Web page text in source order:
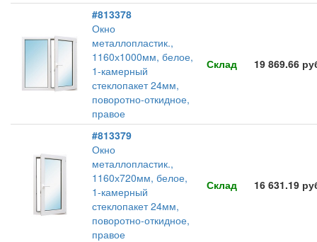
#813378
Окно
металлопластик.,
1160х1000мм, белое,
1-камерный
стеклопакет 24мм,
поворотно-откидное,
правое
Склад 19 869.66
#813379
Окно
металлопластик.,
1160х720мм, белое,
1-камерный
стеклопакет 24мм,
поворотно-откидное,
правое
Склад 16 631.19